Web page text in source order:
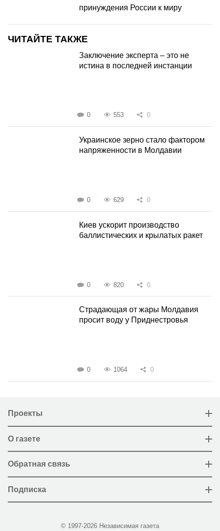
принуждения России к миру
ЧИТАЙТЕ ТАКЖЕ
Заключение эксперта – это не
истина в последней инстанции
0 553 0
Украинское зерно стало фактором
напряженности в Молдавии
0 629 0
Киев ускорит производство
баллистических и крылатых ракет
0 820 0
Страдающая от жары Молдавия
просит воду у Приднестровья
0 1064 0
Проекты
О газете
Обратная связь
Подписка
© 1997-2026 Независимая газета